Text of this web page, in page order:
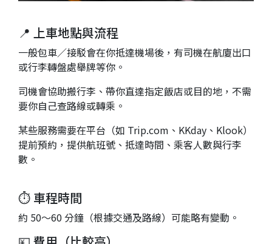
📍 上車地點與流程
一般包車／接駁會在你抵達機場後，有司機在航廈出口
或行李轉盤處舉牌等你。
司機會協助搬行李、帶你直達指定飯店或目的地，不需
要你自己查路線或轉乘。
某些服務需要在平台（如 Trip.com、KKday、Klook）
提前預約，提供航班號、抵達時間、乘客人數與行李
數。
⏱ 車程時間
約 50～60 分鐘（根據交通及路線）可能略有變動。